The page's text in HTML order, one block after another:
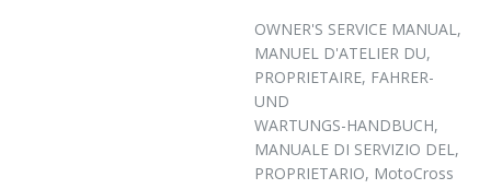
OWNER'S SERVICE MANUAL,
MANUEL D'ATELIER DU,
PROPRIETAIRE, FAHRER-
UND
WARTUNGS-HANDBUCH,
MANUALE DI SERVIZIO DEL,
PROPRIETARIO, MotoCross